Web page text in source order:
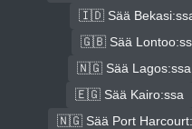
🇮🇩 Sää
🇬🇧 Sää
🇳🇬 Sää Lagos:ssa
🇪🇬 Sää Kairo:ssa
🇳🇬 Sää Port